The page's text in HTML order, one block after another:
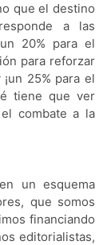
que el destino
a las
20% para el
para reforzar
25% para el
tiene que ver
combate a la
un esquema
que somos
financiando
editorialistas,